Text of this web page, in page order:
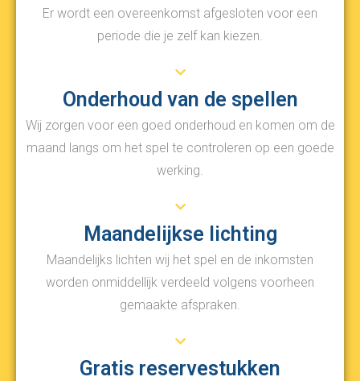
Er wordt een overeenkomst afgesloten voor een
periode die je zelf kan kiezen.
Onderhoud van de spellen
Wij zorgen voor een goed onderhoud en komen om de
maand langs om het spel te controleren op een goede
werking.
Maandelijkse lichting
Maandelijks lichten wij het spel en de inkomsten
worden onmiddellijk verdeeld volgens voorheen
gemaakte afspraken.
Gratis reservestukken